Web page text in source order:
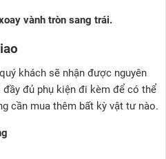
vành tròn sang trái.
khách sẽ nhận được nguyên
đủ phụ kiện đi kèm để có thể
cần mua thêm bất kỳ vật tư nào.